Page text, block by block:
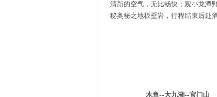
清新的空气，无比畅快；观小龙潭
秘奥秘之地板壁岩，行程结束后赴
木鱼--大九湖--官门山